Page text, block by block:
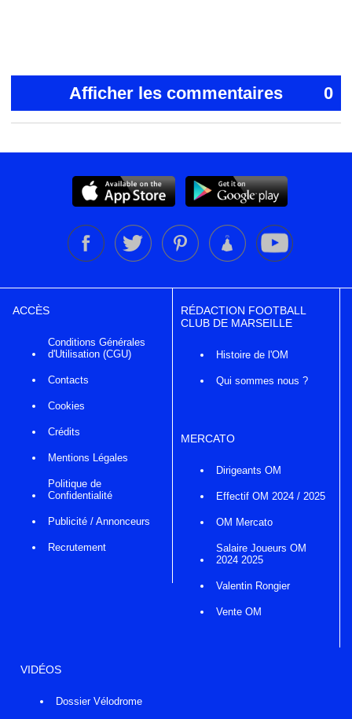
Afficher les commentaires 0
ACCÈS
Conditions Générales
d'Utilisation (CGU)
Contacts
Cookies
Crédits
Mentions Légales
Politique de
Confidentialité
Publicité / Annonceurs
Recrutement
RÉDACTION FOOTBALL
CLUB DE MARSEILLE
Histoire de l'OM
Qui sommes nous ?
MERCATO
Dirigeants OM
Effectif OM 2024 / 2025
OM Mercato
Salaire Joueurs OM
2024 2025
Valentin Rongier
Vente OM
VIDÉOS
Dossier Vélodrome